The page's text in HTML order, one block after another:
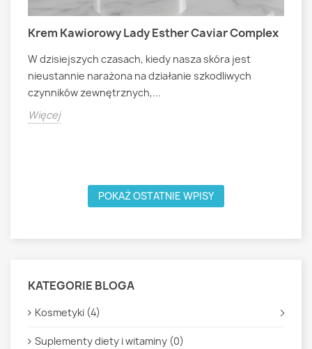
Krem Kawiorowy Lady Esther Caviar Complex
W dzisiejszych czasach, kiedy nasza skóra jest
nieustannie narażona na działanie szkodliwych
czynników zewnętrznych,...
Więcej
POKAŻ OSTATNIE WPISY
KATEGORIE BLOGA
Kosmetyki (4)
Suplementy diety i witaminy (0)